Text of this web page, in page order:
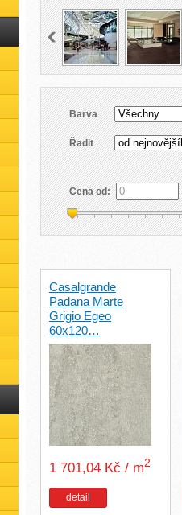
Barva
Řadit
Cena od:
Casalgrande
Padana Marte
Grigio Egeo
60x120…
1 701,04 Kč / m2
detail